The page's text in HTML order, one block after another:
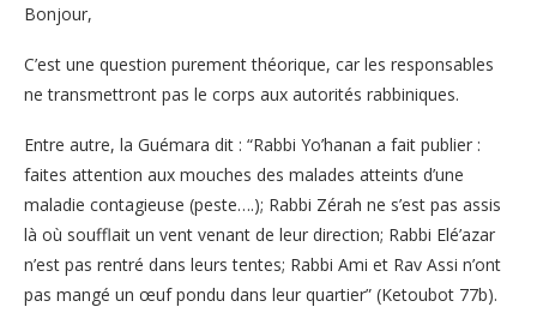
Bonjour,
C’est une question purement théorique, car les responsables
ne transmettront pas le corps aux autorités rabbiniques.
Entre autre, la Guémara dit : “Rabbi Yo’hanan a fait publier :
faites attention aux mouches des malades atteints d’une
maladie contagieuse (peste….); Rabbi Zérah ne s’est pas assis
là où soufflait un vent venant de leur direction; Rabbi Elé’azar
n’est pas rentré dans leurs tentes; Rabbi Ami et Rav Assi n’ont
pas mangé un œuf pondu dans leur quartier” (Ketoubot 77b).